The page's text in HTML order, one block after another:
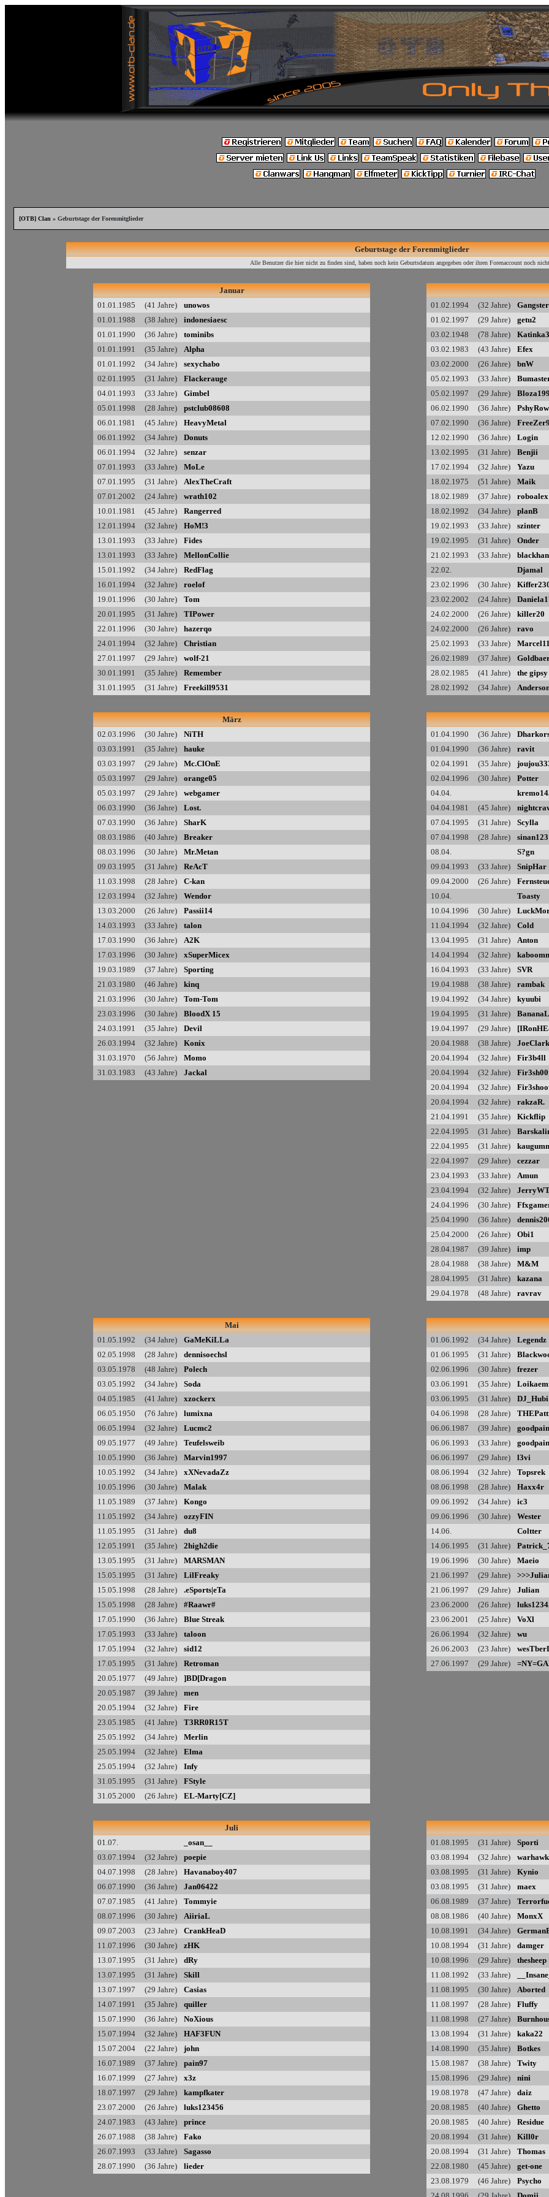
[OTB] Clan » Geburtstage der Forenmitglieder
Geburtstage der Forenmitglieder
Alle Benutzer die hier nicht zu finden sind, haben noch kein Geburtsdatum angegeben oder ihren Forenaccount noch
Januar
01.01.1985 (41 Jahre)
unowos
01.01.1988 (38 Jahre)
indonesiaesc
01.01.1990 (36 Jahre)
tominibs
01.01.1991 (35 Jahre)
Alpha
01.01.1992 (34 Jahre)
sexychabo
02.01.1995 (31 Jahre)
Flackerauge
04.01.1993 (33 Jahre)
Gimbel
05.01.1998 (28 Jahre)
pstclub08608
06.01.1981 (45 Jahre)
HeavyMetal
06.01.1992 (34 Jahre)
Donuts
06.01.1994 (32 Jahre)
senzar
07.01.1993 (33 Jahre)
MoLe
07.01.1995 (31 Jahre)
AlexTheCraft
07.01.2002 (24 Jahre)
wrath102
10.01.1981 (45 Jahre)
Rangerred
12.01.1994 (32 Jahre)
HoM!3
13.01.1993 (33 Jahre)
Fides
13.01.1993 (33 Jahre)
MellonCollie
15.01.1992 (34 Jahre)
RedFlag
16.01.1994 (32 Jahre)
roelof
19.01.1996 (30 Jahre)
Tom
20.01.1995 (31 Jahre)
TIPower
22.01.1996 (30 Jahre)
hazerqo
24.01.1994 (32 Jahre)
Christian
27.01.1997 (29 Jahre)
wolf-21
30.01.1991 (35 Jahre)
Remember
31.01.1995 (31 Jahre)
Freekill9531
01.02.1994 (32 Jahre)
01.02.1997 (29 Jahre)
getu2
03.02.1948 (78 Jahre)
03.02.1983 (43 Jahre)
Efex
03.02.2000 (26 Jahre)
bnW
05.02.1993 (33 Jahre)
05.02.1997 (29 Jahre)
06.02.1990 (36 Jahre)
PshyRow
07.02.1990 (36 Jahre)
12.02.1990 (36 Jahre)
Login
13.02.1995 (31 Jahre)
Benjii
17.02.1994 (32 Jahre)
Yazu
18.02.1975 (51 Jahre)
Maik
18.02.1989 (37 Jahre)
roboalex
18.02.1992 (34 Jahre)
planB
19.02.1993 (33 Jahre)
szinter
19.02.1995 (31 Jahre)
Onder
21.02.1993 (33 Jahre)
22.02.
Djamal
23.02.1996 (30 Jahre)
23.02.2002 (24 Jahre)
24.02.2000 (26 Jahre)
killer20
24.02.2000 (26 Jahre)
ravo
25.02.1993 (33 Jahre)
26.02.1989 (37 Jahre)
28.02.1985 (41 Jahre)
the gipsy
28.02.1992 (34 Jahre)
März
02.03.1996 (30 Jahre)
NiTH
03.03.1991 (35 Jahre)
hauke
03.03.1997 (29 Jahre)
Mc.ClOnE
05.03.1997 (29 Jahre)
orange05
05.03.1997 (29 Jahre)
webgamer
06.03.1990 (36 Jahre)
Lost.
07.03.1990 (36 Jahre)
SharK
08.03.1986 (40 Jahre)
Breaker
08.03.1996 (30 Jahre)
Mr.Metan
09.03.1995 (31 Jahre)
ReAcT
11.03.1998 (28 Jahre)
C-kan
12.03.1994 (32 Jahre)
Wendor
13.03.2000 (26 Jahre)
Passii14
14.03.1993 (33 Jahre)
talon
17.03.1990 (36 Jahre)
A2K
17.03.1996 (30 Jahre)
xSuperMicex
19.03.1989 (37 Jahre)
Sporting
21.03.1980 (46 Jahre)
kinq
21.03.1996 (30 Jahre)
Tom-Tom
23.03.1996 (30 Jahre)
BloodX 15
24.03.1991 (35 Jahre)
Devil
26.03.1994 (32 Jahre)
Konix
31.03.1970 (56 Jahre)
Momo
31.03.1983 (43 Jahre)
Jackal
01.04.1990 (36 Jahre)
01.04.1990 (36 Jahre)
ravit
02.04.1991 (35 Jahre)
02.04.1996 (30 Jahre)
Potter
04.04.
04.04.1981 (45 Jahre)
07.04.1995 (31 Jahre)
Scylla
07.04.1998 (28 Jahre)
sinan123
08.04.
S?gn
09.04.1993 (33 Jahre)
SnipHar
09.04.2000 (26 Jahre)
10.04.
Toasty
10.04.1996 (30 Jahre)
11.04.1994 (32 Jahre)
Cold
13.04.1995 (31 Jahre)
Anton
14.04.1994 (32 Jahre)
16.04.1993 (33 Jahre)
SVR
19.04.1988 (38 Jahre)
rambak
19.04.1992 (34 Jahre)
kyuubi
19.04.1995 (31 Jahre)
19.04.1997 (29 Jahre)
20.04.1988 (38 Jahre)
JoeClark
20.04.1994 (32 Jahre)
Fir3b4ll
20.04.1994 (32 Jahre)
20.04.1994 (32 Jahre)
20.04.1994 (32 Jahre)
rakzaR.
21.04.1991 (35 Jahre)
Kickflip
22.04.1995 (31 Jahre)
22.04.1995 (31 Jahre)
22.04.1997 (29 Jahre)
cezzar
23.04.1993 (33 Jahre)
Amun
23.04.1994 (32 Jahre)
24.04.1996 (30 Jahre)
25.04.1990 (36 Jahre)
25.04.2000 (26 Jahre)
Obi1
28.04.1987 (39 Jahre)
imp
28.04.1988 (38 Jahre)
M&M
28.04.1995 (31 Jahre)
kazana
29.04.1978 (48 Jahre)
ravrav
Mai
01.05.1992 (34 Jahre)
GaMeKiLLa
02.05.1998 (28 Jahre)
dennisoechsl
03.05.1978 (48 Jahre)
Polech
03.05.1992 (34 Jahre)
Soda
04.05.1985 (41 Jahre)
xzockerx
06.05.1950 (76 Jahre)
lumixna
06.05.1994 (32 Jahre)
Lucmc2
09.05.1977 (49 Jahre)
Teufelsweib
10.05.1990 (36 Jahre)
Marvin1997
10.05.1992 (34 Jahre)
xXNevadaZz
10.05.1996 (30 Jahre)
Malak
11.05.1989 (37 Jahre)
Kongo
11.05.1992 (34 Jahre)
ozzyFIN
11.05.1995 (31 Jahre)
du8
12.05.1991 (35 Jahre)
2high2die
13.05.1995 (31 Jahre)
MARSMAN
15.05.1995 (31 Jahre)
LilFreaky
15.05.1998 (28 Jahre)
.eSports|eTa
15.05.1998 (28 Jahre)
#Raawr#
17.05.1990 (36 Jahre)
Blue Streak
17.05.1993 (33 Jahre)
taloon
17.05.1994 (32 Jahre)
sid12
17.05.1995 (31 Jahre)
Retroman
20.05.1977 (49 Jahre)
]BD[Dragon
20.05.1987 (39 Jahre)
men
20.05.1994 (32 Jahre)
Fire
23.05.1985 (41 Jahre)
T3RR0R15T
25.05.1992 (34 Jahre)
Merlin
25.05.1994 (32 Jahre)
Elma
25.05.1994 (32 Jahre)
Infy
31.05.1995 (31 Jahre)
FStyle
31.05.2000 (26 Jahre)
EL-Marty[CZ]
01.06.1992 (34 Jahre)
Legendz
01.06.1995 (31 Jahre)
02.06.1996 (30 Jahre)
frezer
03.06.1991 (35 Jahre)
03.06.1995 (31 Jahre)
DJ_Hubi
04.06.1998 (28 Jahre)
06.06.1987 (39 Jahre)
06.06.1993 (33 Jahre)
06.06.1997 (29 Jahre)
l3vi
08.06.1994 (32 Jahre)
Topsrek
08.06.1998 (28 Jahre)
Haxx4r
09.06.1992 (34 Jahre)
ic3
09.06.1996 (30 Jahre)
Wester
14.06.
Coltter
14.06.1995 (31 Jahre)
19.06.1996 (30 Jahre)
Maeio
21.06.1997 (29 Jahre)
21.06.1997 (29 Jahre)
Julian
23.06.2000 (26 Jahre)
23.06.2001 (25 Jahre)
VoXl
26.06.1994 (32 Jahre)
wu
26.06.2003 (23 Jahre)
27.06.1997 (29 Jahre)
Juli
01.07.
_osan__
03.07.1994 (32 Jahre)
poepie
04.07.1998 (28 Jahre)
Havanaboy407
06.07.1990 (36 Jahre)
Jan06422
07.07.1985 (41 Jahre)
Tommyie
08.07.1996 (30 Jahre)
AiiriaL
09.07.2003 (23 Jahre)
CrankHeaD
11.07.1996 (30 Jahre)
zHK
13.07.1995 (31 Jahre)
dRy
13.07.1995 (31 Jahre)
Skill
13.07.1997 (29 Jahre)
Casias
14.07.1991 (35 Jahre)
quiller
15.07.1990 (36 Jahre)
NoXious
15.07.1994 (32 Jahre)
HAF3FUN
15.07.2004 (22 Jahre)
john
16.07.1989 (37 Jahre)
pain97
16.07.1999 (27 Jahre)
x3z
18.07.1997 (29 Jahre)
kampfkater
23.07.2000 (26 Jahre)
luks123456
24.07.1983 (43 Jahre)
prince
26.07.1988 (38 Jahre)
Fako
26.07.1993 (33 Jahre)
Sagasso
28.07.1990 (36 Jahre)
lieder
01.08.1995 (31 Jahre)
Sporti
03.08.1994 (32 Jahre)
warhawk
03.08.1995 (31 Jahre)
Kynio
03.08.1995 (31 Jahre)
maex
06.08.1989 (37 Jahre)
08.08.1986 (40 Jahre)
MonxX
10.08.1991 (34 Jahre)
10.08.1994 (31 Jahre)
damger
10.08.1996 (29 Jahre)
thesheep
11.08.1992 (33 Jahre)
11.08.1995 (30 Jahre)
Aborted
11.08.1997 (28 Jahre)
Fluffy
11.08.1998 (27 Jahre)
13.08.1994 (31 Jahre)
kaka22
14.08.1990 (35 Jahre)
Botkes
15.08.1987 (38 Jahre)
Twity
15.08.1996 (29 Jahre)
nini
19.08.1978 (47 Jahre)
daiz
20.08.1985 (40 Jahre)
Ghetto
20.08.1985 (40 Jahre)
Residue
20.08.1994 (31 Jahre)
Kill0r
20.08.1994 (31 Jahre)
Thomas
22.08.1980 (45 Jahre)
get-one
23.08.1979 (46 Jahre)
Psycho